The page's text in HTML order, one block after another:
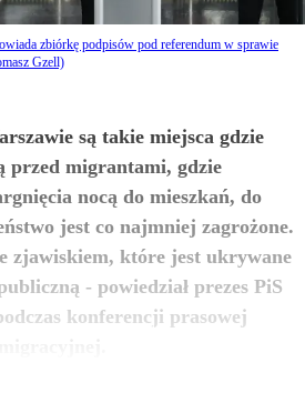
zbiórkę podpisów pod referendum w sprawie
Gzell)
są takie miejsca gdzie
przed migrantami, gdzie
nocą do mieszkań, do
jest co najmniej zagrożone.
zjawiskiem, które jest ukrywane
- powiedział prezes PiS
konferencji prasowej
zobacz więcej